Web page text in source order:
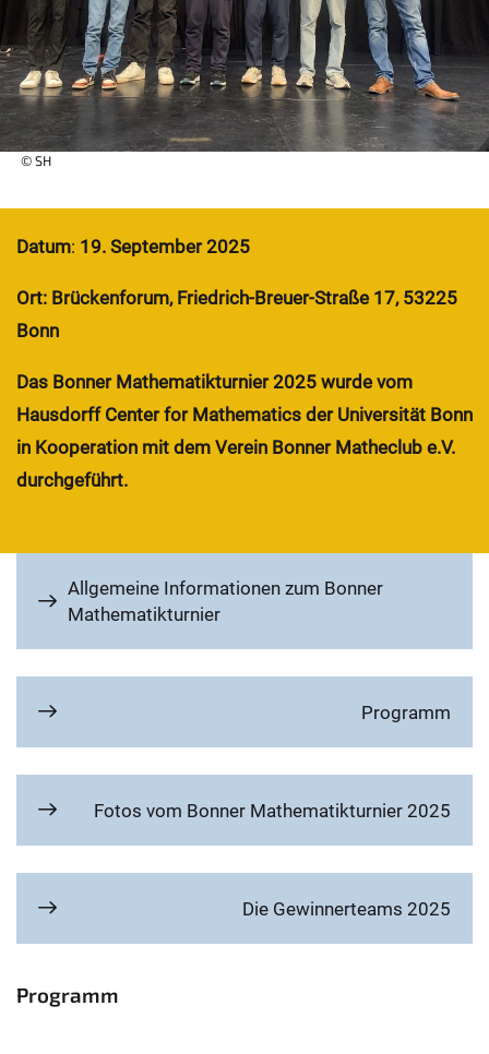
© SH
Datum: 19. September 2025
Ort: Brückenforum, Friedrich-Breuer-Straße 17, 53225
Bonn
Das Bonner Mathematikturnier 2025 wurde vom
Hausdorff Center for Mathematics der Universität Bonn
in Kooperation mit dem Verein Bonner Matheclub e.V.
durchgeführt.
Allgemeine Informationen zum Bonner
Mathematikturnier
Programm
Fotos vom Bonner Mathematikturnier 2025
Die Gewinnerteams 2025
Programm